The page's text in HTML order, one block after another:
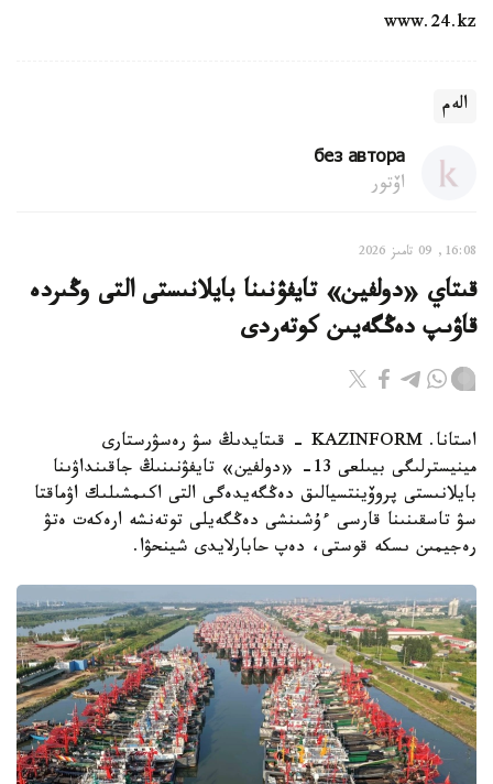
www.24.kz
الەم
без автора
اۆتور
16:08, 09 تامىز 2026
قىتاي «دولفين» تايفۋنىنا بايلانىستى التى وڭىردە
قاۋىپ دەڭگەيىن كوتەردى
استانا. KAZINFORM - قىتايدىڭ سۋ رەسۋرستارى
مينيسترلىگى بيىلعى 13- «دولفين» تايفۋنىنىڭ جاقىنداۋىنا
بايلانىستى پروۆينتسيالىق دەڭگەيدەگى التى اكىمشىلىك اۋماقتا
سۋ تاسقىنىنا قارسى ءۇشىنشى دەڭگەيلى توتەنشە ارەكەت ەتۋ
رەجيمىن ىسكە قوستى، دەپ حابارلايدى شينحۋا.